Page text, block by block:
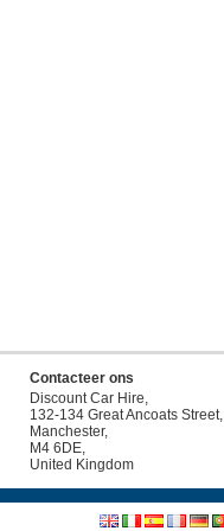
Contacteer ons
Discount Car Hire,
132-134 Great Ancoats Street,
Manchester,
M4 6DE,
United Kingdom